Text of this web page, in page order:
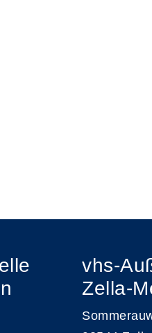
vhs-
Zella-